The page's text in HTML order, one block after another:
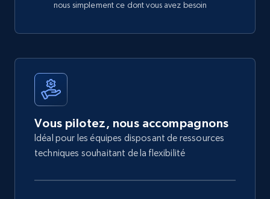
nous simplement ce dont vous avez besoin
Vous pilotez, nous accompagnons
Idéal pour les équipes disposant de ressources
techniques souhaitant de la flexibilité